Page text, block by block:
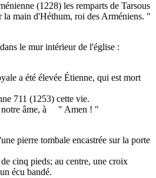
(1228) les remparts de Tarsous
la main d'Héthum, roi des Arméniens. "
le mur intérieur de l'église :
a été élevée Étienne, qui est mort
711 (1253) cette vie.
notre âme, à " Amen ! "
pierre tombale encastrée sur la porte
cinq pieds; au centre, une croix
écu bandé.